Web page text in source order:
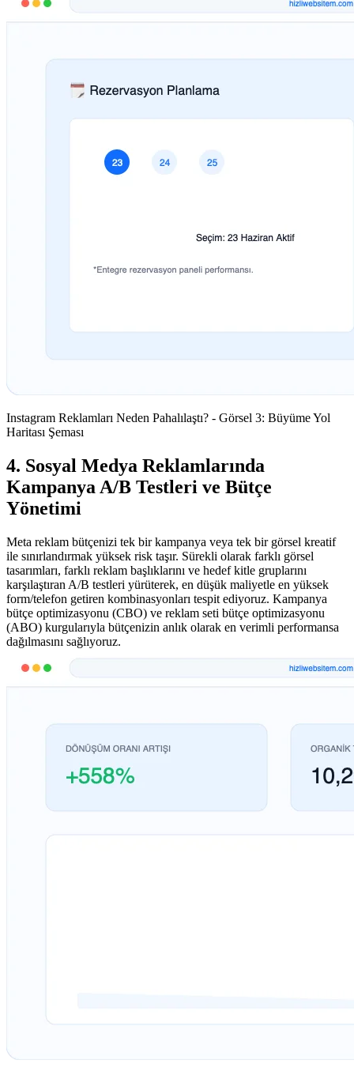
Instagram Reklamları Neden Pahalılaştı? - Görsel 3: Büyüme Yol
Haritası Şeması
4. Sosyal Medya Reklamlarında
Kampanya A/B Testleri ve Bütçe
Yönetimi
Meta reklam bütçenizi tek bir kampanya veya tek bir görsel kreatif
ile sınırlandırmak yüksek risk taşır. Sürekli olarak farklı görsel
tasarımları, farklı reklam başlıklarını ve hedef kitle gruplarını
karşılaştıran A/B testleri yürüterek, en düşük maliyetle en yüksek
form/telefon getiren kombinasyonları tespit ediyoruz. Kampanya
bütçe optimizasyonu (CBO) ve reklam seti bütçe optimizasyonu
(ABO) kurgularıyla bütçenizin anlık olarak en verimli performansa
dağılmasını sağlıyoruz.